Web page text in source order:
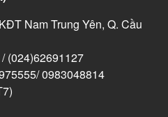
Nam Trung Yên, Q. Cầu
(024)62691127
0983048814